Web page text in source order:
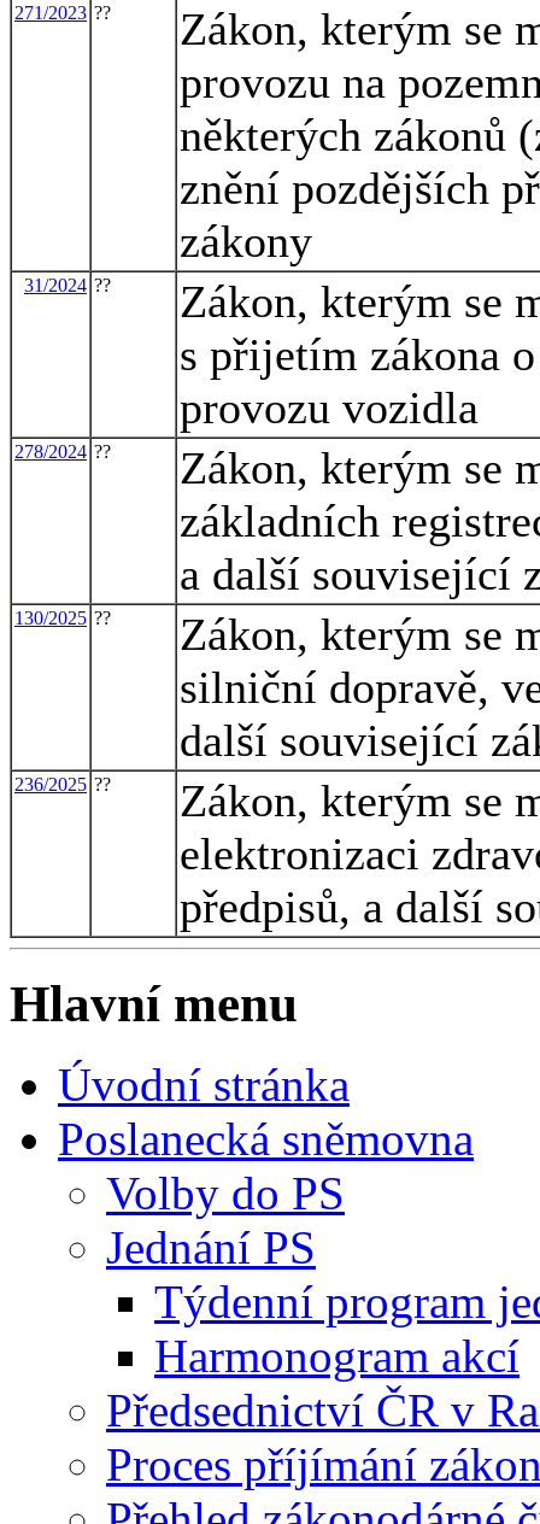
271/2023 ??
Zákon, kterým se
provozu na
některých zákonů
znění pozdějších
zákony
31/2024 ??
Zákon, kterým se
s přijetím zákona
provozu vozidla
278/2024 ??
Zákon, kterým se
základních
a další související
130/2025 ??
Zákon, kterým se
silniční dopravě,
další související
236/2025 ??
Zákon, kterým se
elektronizaci
předpisů, a další
Hlavní menu
Úvodní stránka
Poslanecká sněmovna
Volby do PS
Jednání PS
Týdenní program
Harmonogram akcí
Předsednictví ČR v
Proces příjímání